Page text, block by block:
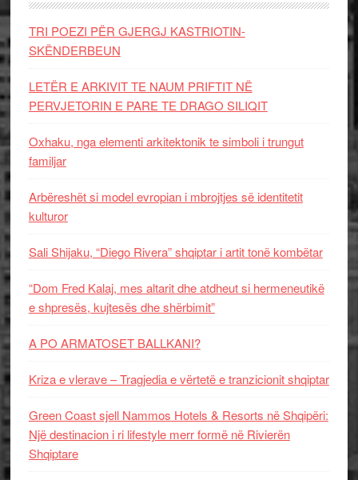
TRI POEZI PËR GJERGJ KASTRIOTIN-
SKËNDERBEUN
LETËR E ARKIVIT TE NAUM PRIFTIT NË
PERVJETORIN E PARE TE DRAGO SILIQIT
Oxhaku, nga elementi arkitektonik te simboli i trungut
familjar
Arbëreshët si model evropian i mbrojtjes së identitetit
kulturor
Sali Shijaku, “Diego Rivera” shqiptar i artit tonë kombëtar
“Dom Fred Kalaj, mes altarit dhe atdheut si hermeneutikë
e shpresës, kujtesës dhe shërbimit”
A PO ARMATOSET BALLKANI?
Kriza e vlerave – Tragjedia e vërtetë e tranzicionit shqiptar
Green Coast sjell Nammos Hotels & Resorts në Shqipëri:
Një destinacion i ri lifestyle merr formë në Rivierën
Shqiptare